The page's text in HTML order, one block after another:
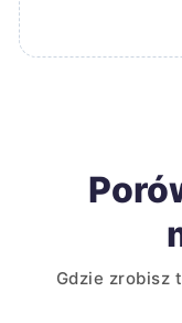
Gdzie zrobisz